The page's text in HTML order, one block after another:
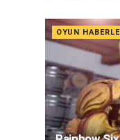
OYUN